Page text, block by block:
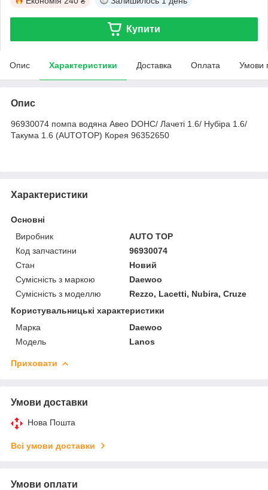
Купити
Опис Характеристики Доставка Оплата Умови
Опис
96930074 помпа водяна Авео DOHC/ Лачеті 1.6/ Нубіра 1.6/
Такума 1.6 (AUTOTOP) Корея 96352650
Характеристики
Основні
Виробник
AUTO TOP
Код запчастини
96930074
Стан
Новий
Сумісність з маркою
Daewoo
Сумісність з моделлю
Rezzo, Lacetti, Nubira, Cruze
Користувальницькі характеристики
Марка
Daewoo
Модель
Lanos
Приховати
Умови доставки
Нова Пошта
Всі умови доставки
Умови оплати